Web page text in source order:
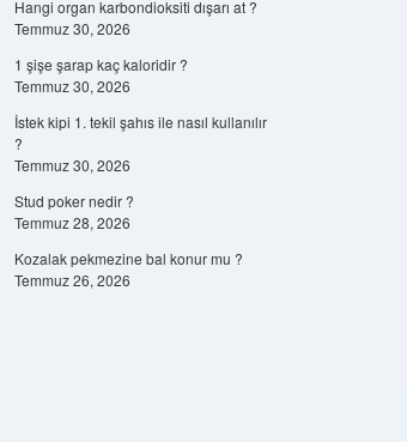
Hangi organ karbondioksiti dışarı at ?
Temmuz 30, 2026
1 şişe şarap kaç kaloridir ?
Temmuz 30, 2026
İstek kipi 1. tekil şahıs ile nasıl kullanılır
?
Temmuz 30, 2026
Stud poker nedir ?
Temmuz 28, 2026
Kozalak pekmezine bal konur mu ?
Temmuz 26, 2026